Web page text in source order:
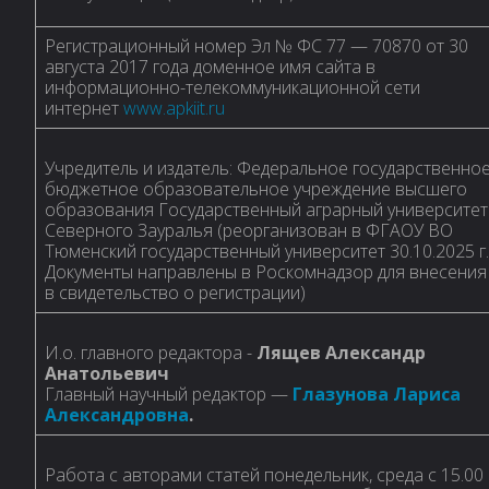
Регистрационный номер Эл № ФС 77 — 70870 от 30
августа 2017 года доменное имя сайта в
информационно-телекоммуникационной сети
интернетwww.apkiit.ru
Учредитель и издатель: Федеральное
бюджетное образовательное учреждение высшего
образования Государственный аграрный университет
Северного Зауралья (реорганизован в ФГАОУ ВО
Тюменский государственный университет 30.10.2025 г.
Документы направлены в Роскомнадзор для внесения
в свидетельство о регистрации)
И.о. главного редактора - Лящев Александр
Анатольевич
Главный научный редактор — Глазунова Лариса
Александровна.
Работа с авторами статей понедельник, среда с 15.00